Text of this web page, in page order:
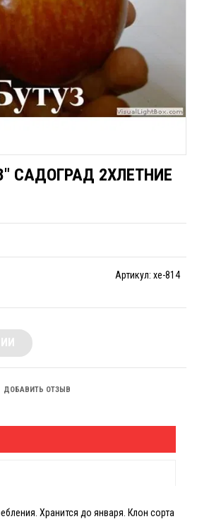
САДОГРАД 2ХЛЕТНИЕ
Артикул: xe-814
ДОБАВИТЬ ОТЗЫВ
Хранится до января. Клон сорта